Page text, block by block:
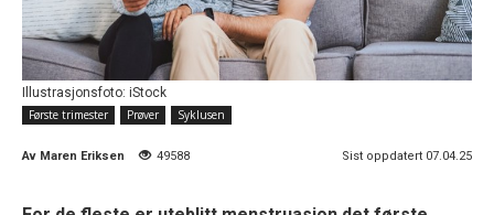
Illustrasjonsfoto: iStock
Første trimester
Prøver Syklusen
Av Maren Eriksen 49588 Sist oppdatert 07.04.25